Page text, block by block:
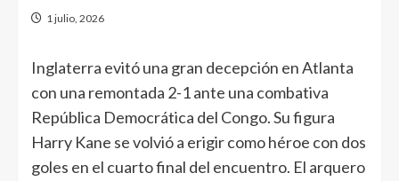
1 julio, 2026
Inglaterra evitó una gran decepción en Atlanta
con una remontada 2-1 ante una combativa
República Democrática del Congo. Su figura
Harry Kane se volvió a erigir como héroe con dos
goles en el cuarto final del encuentro. El arquero